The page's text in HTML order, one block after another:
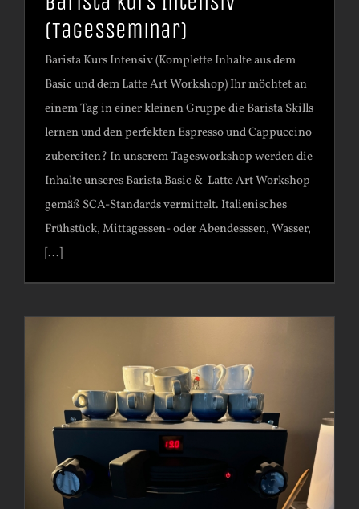
(Tagesseminar)
Barista Kurs Intensiv (Komplette Inhalte aus dem
Basic und dem Latte Art Workshop) Ihr möchtet an
einem Tag in einer kleinen Gruppe die Barista Skills
lernen und den perfekten Espresso und Cappuccino
zubereiten? In unserem Tagesworkshop werden die
Inhalte unseres Barista Basic & Latte Art Workshop
gemäß SCA-Standards vermittelt. Italienisches
Frühstück, Mittagessen- oder Abendesssen, Wasser,
[...]